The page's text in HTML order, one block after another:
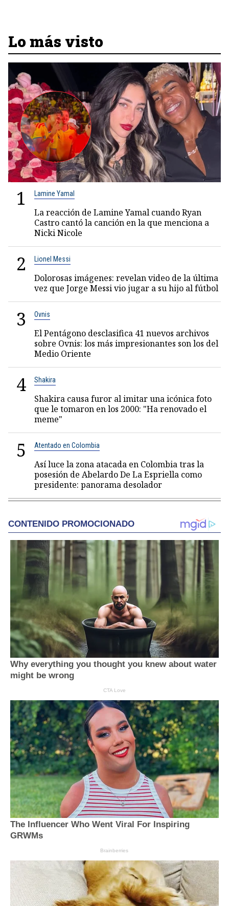
Lo más visto
1 Lamine Yamal
La reacción de Lamine Yamal cuando Ryan
Castro cantó la canción en la que menciona a
Nicki Nicole
2 Lionel Messi
Dolorosas imágenes: revelan video de la última
vez que Jorge Messi vio jugar a su hijo al fútbol
3 Ovnis
El Pentágono desclasifica 41 nuevos archivos
sobre Ovnis: los más impresionantes son los del
Medio Oriente
4 Shakira
Shakira causa furor al imitar una icónica foto
que le tomaron en los 2000: "Ha renovado el
meme"
5 Atentado en Colombia
Así luce la zona atacada en Colombia tras la
posesión de Abelardo De La Espriella como
presidente: panorama desolador